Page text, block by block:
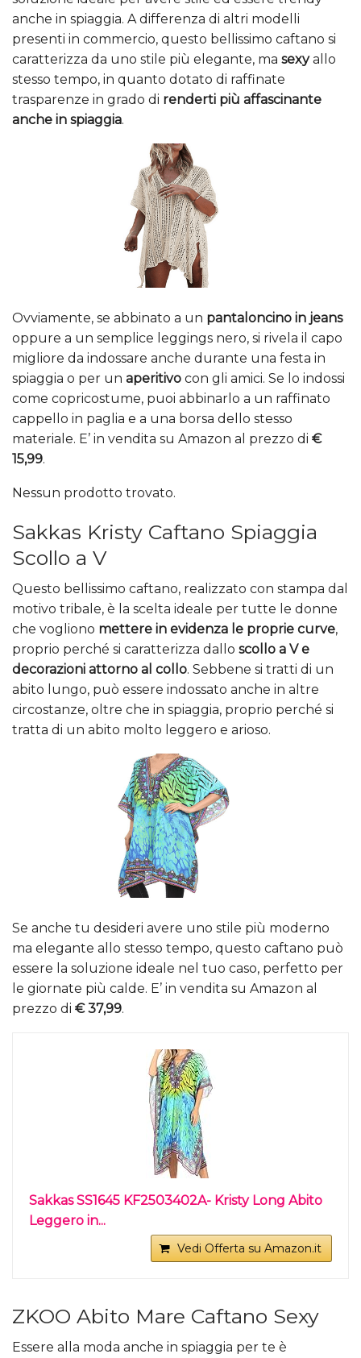
anche in spiaggia. A differenza di altri modelli
presenti in commercio, questo bellissimo caftano si
caratterizza da uno stile più elegante, ma sexyallo
stesso tempo, in quanto dotato di raffinate
trasparenze in grado di renderti più affascinante
anche in spiaggia.
Ovviamente, se abbinato a un pantaloncino in jeans
oppure a un semplice leggings nero, si rivela il capo
migliore da indossare anche durante una festa in
spiaggia o per un aperitivo con gli amici. Se lo indossi
come copricostume, puoi abbinarlo a un raffinato
cappello in paglia e a una borsa dello stesso
materiale. E’ in vendita su Amazon al prezzo di €
15,99.
Nessun prodotto trovato.
Sakkas Kristy Caftano Spiaggia
Scollo a V
Questo bellissimo caftano, realizzato con stampa dal
motivo tribale, è la scelta ideale per tutte le donne
che vogliono mettere in evidenza le proprie curve,
proprio perché si caratterizza dallo scollo a V e
decorazioni attorno al collo. Sebbene si tratti di un
abito lungo, può essere indossato anche in altre
circostanze, oltre che in spiaggia, proprio perché si
tratta di un abito molto leggero e arioso.
Se anche tu desideri avere uno stile più moderno
ma elegante allo stesso tempo, questo caftano può
essere la soluzione ideale nel tuo caso, perfetto per
le giornate più calde. E’ in vendita su Amazon al
prezzo di € 37,99.
Sakkas SS1645 KF2503402A- Kristy Long Abito
Leggero in...
Vedi Offerta su Amazon.it
ZKOO Abito Mare Caftano Sexy
Essere alla moda anche in spiaggia per te è